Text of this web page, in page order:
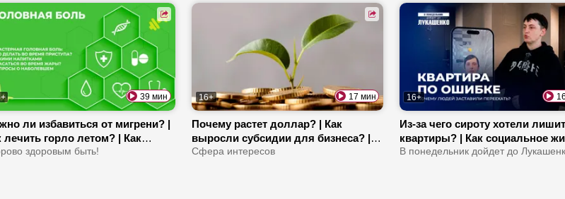
39 мин
ли избавиться от мигрени? |
лечить горло летом? | Как
влияют на зубы?
здоровым быть!
16+ 17 мин
Почему растет доллар? | Как
выросли субсидии для бизнеса? |
Льготы для молодых специалистов
Сфера интересов
16+
Из-за чего сироту хотели
квартиры? | Как социальное
стало арендным? | Что проще
В понедельник дойдет до